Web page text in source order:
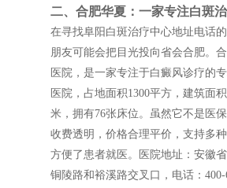
二、合肥华夏：一家专注白斑
在寻找阜阳白斑治疗中心地址电话
朋友可能会把目光投向省会合肥。
医院，是一家专注于白癜风诊疗的
医院，占地面积1300平方，建筑面
米，拥有76张床位。虽然它不是医
收费透明，价格合理平价，支持多
方便了患者就医。医院地址：安徽
铜陵路和裕溪路交叉口，电话：400-